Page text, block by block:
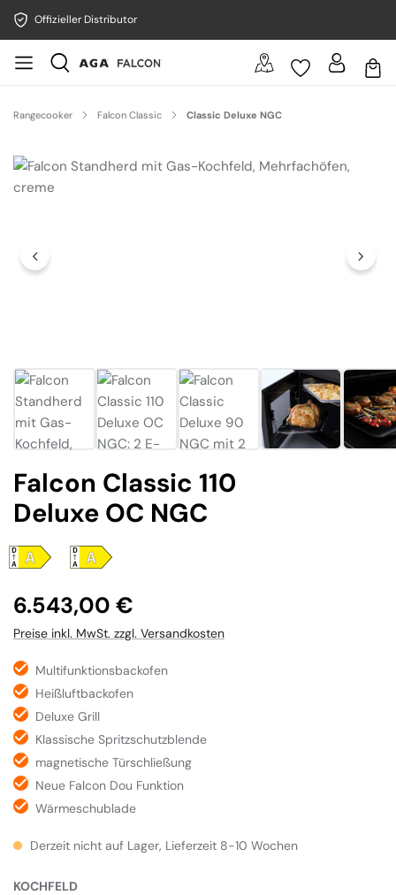
Offizieller Distributor
Rangecooker Falcon Classic Classic Deluxe NGC
Bildergalerie überspringen
Falcon Classic 110
Deluxe OC NGC
Regulärer Preis:
6.543,00 €
Preise inkl. MwSt. zzgl. Versandkosten
Multifunktionsbackofen
Heißluftbackofen
Deluxe Grill
Klassische Spritzschutzblende
magnetische Türschließung
Neue Falcon Dou Funktion
Wärmeschublade
Derzeit nicht auf Lager, Lieferzeit 8-10 Wochen
KOCHFELDAUSWÄHLEN